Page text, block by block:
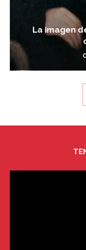
La imagen